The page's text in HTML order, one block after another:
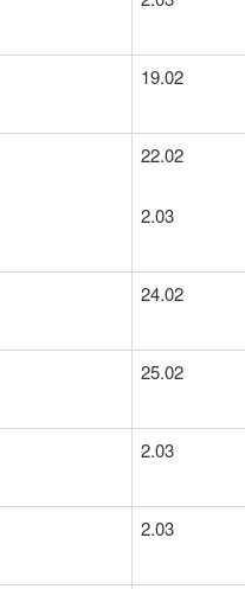
19.02
22.02
2.03
24.02
25.02
2.03
2.03